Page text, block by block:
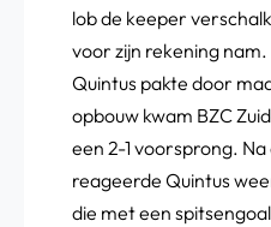
lob de keeper
voor zijn rekening nam.
Quintus pakte door
opbouw kwam BZC
een 2-1 voorsprong.
reageerde Quintus
die met een